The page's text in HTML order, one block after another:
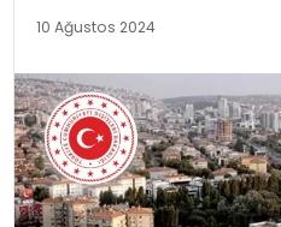
TEKNOLOJI
EĞITIM
MAGAZIN
10 Ağustos 2024